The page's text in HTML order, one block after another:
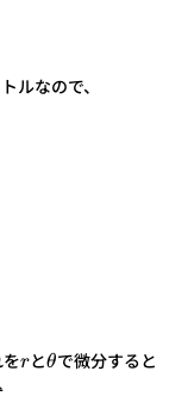
ルなので、
をrとθで微分すると